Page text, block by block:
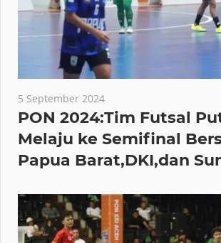
5 September 2024
PON 2024:Tim Futsal
Melaju ke Semifinal
Papua Barat,DKI,dan